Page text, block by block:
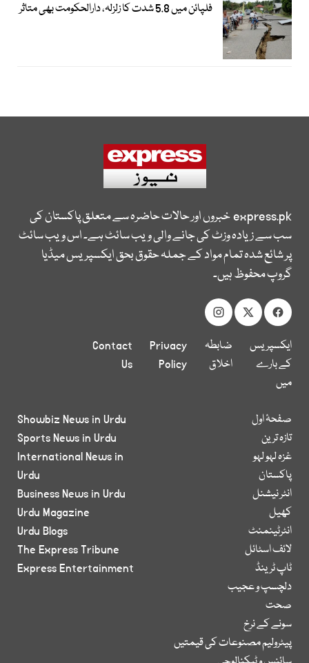
فلپائن میں 5.8 شدت کا زلزلہ، دارالحکومت بھی متاثر
express.pkخبروں اور حالات حاضرہ سے متعلق پاکستان کی
سب سے زیادہ وزٹ کی جانے والی ویب سائٹ ہے۔ اس ویب سائٹ
پر شائع شدہ تمام مواد کے جملہ حقوق بحق ایکسپریس میڈیا
گروپ محفوظ ہیں۔
ایکسپریس
کے بارے
میں
ضابطہ
اخلاق
Privacy
Policy
Contact
Us
صفحۂ اول
تازہ ترین
غزہ لہو لہو
پاکستان
انٹر نیشنل
کھیل
انٹرٹینمنٹ
لائف اسٹائل
ٹاپ ٹرینڈ
دلچسپ و عجیب
صحت
سونے کے نرخ
پیٹرولیم مصنوعات کی قیمتیں
Showbiz News in Urdu
Sports News in Urdu
International News in
Urdu
Business News in Urdu
Urdu Magazine
Urdu Blogs
The Express Tribune
Express Entertainment